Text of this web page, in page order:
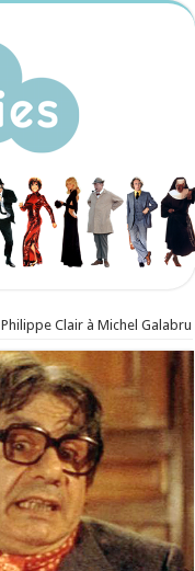
Clair à Michel Galabru